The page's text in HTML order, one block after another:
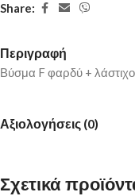
Share:
Περιγραφή
Βύσμα F φαρδύ +
Αξιολογήσεις (0)
Σχετικά